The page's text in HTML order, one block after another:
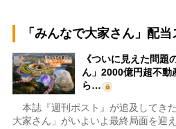
「みんなで大家さん」配
《ついに見えた問題
ん」2000億円超不動
ら…
本誌『週刊ポスト』が追及してき
大家さん」がいよいよ最終局面を迎